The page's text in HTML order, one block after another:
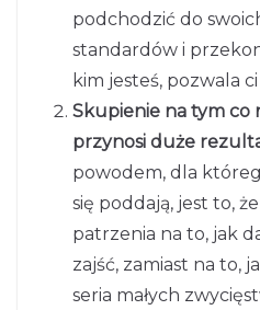
podchodzić do
standardów i
kim jesteś, pozwala
Skupienie na tym co
przynosi duże
powodem, dla
się poddają, jest to,
patrzenia na to, jak
zajść, zamiast na to,
seria małych